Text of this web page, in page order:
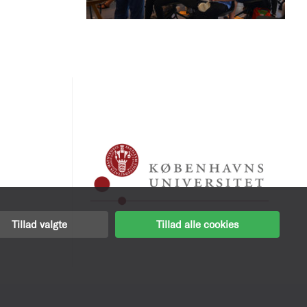
Tillad valgte Tillad alle cookies